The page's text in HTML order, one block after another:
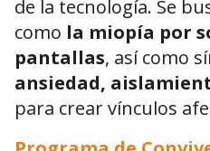
de la tecnología. Se
como la miopía por
pantallas, así como
ansiedad,
para crear vínculos